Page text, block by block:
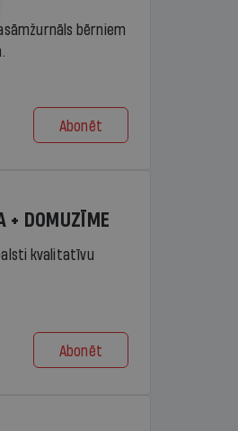
bērniem
Abonēt
+ DOMUZĪME
kvalitatīvu
Abonēt